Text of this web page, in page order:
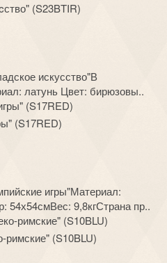
(S23BTIR)
искусство"В
латунь Цвет: бирюзовы..
(S17RED)
игры"Материал:
54х54смВес: 9,8кгСтрана пр..
(S10BLU)